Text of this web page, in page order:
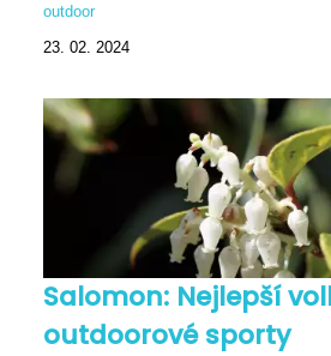
outdoor
23. 02. 2024
Salomon: Nejlepší
outdoorové sporty